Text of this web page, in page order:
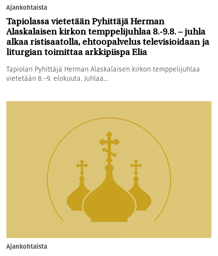
Ajankohtaista
Tapiolassa vietetään Pyhittäjä Herman
Alaskalaisen kirkon temppelijuhlaa 8.-9.8. – juhla
alkaa ristisaatolla, ehtoopalvelus televisioidaan ja
liturgian toimittaa arkkipiispa Elia
Tapiolan Pyhittäjä Herman Alaskalaisen kirkon temppelijuhlaa
vietetään 8.–9. elokuuta. Juhlaa...
Ajankohtaista